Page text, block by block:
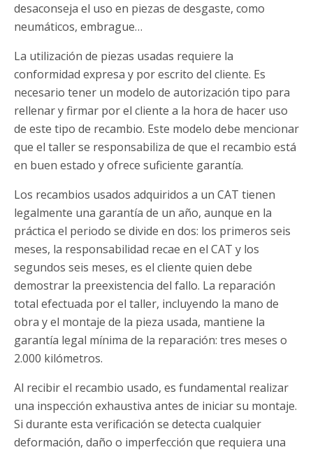
desaconseja el uso en piezas de desgaste, como
neumáticos, embrague…
La utilización de piezas usadas requiere la
conformidad expresa y por escrito del cliente. Es
necesario tener un modelo de autorización tipo para
rellenar y firmar por el cliente a la hora de hacer uso
de este tipo de recambio. Este modelo debe mencionar
que el taller se responsabiliza de que el recambio está
en buen estado y ofrece suficiente garantía.
Los recambios usados adquiridos a un CAT tienen
legalmente una garantía de un año, aunque en la
práctica el periodo se divide en dos: los primeros seis
meses, la responsabilidad recae en el CAT y los
segundos seis meses, es el cliente quien debe
demostrar la preexistencia del fallo. La reparación
total efectuada por el taller, incluyendo la mano de
obra y el montaje de la pieza usada, mantiene la
garantía legal mínima de la reparación: tres meses o
2.000 kilómetros.
Al recibir el recambio usado, es fundamental realizar
una inspección exhaustiva antes de iniciar su montaje.
Si durante esta verificación se detecta cualquier
deformación, daño o imperfección que requiera una